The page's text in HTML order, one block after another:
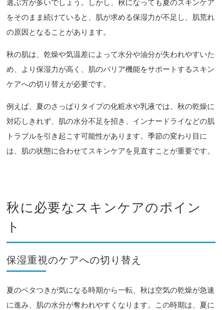
選ぶ方が多いでしょう。しかし、秋になっても夏のスキンケア
をそのまま続けていると、肌が求める保湿力が不足し、肌荒れ
の原因となることがあります。
秋の肌は、乾燥や気温差によって水分や油分が失われやすいた
め、より保湿力が高く、肌のバリア機能をサポートするスキン
ケアへの切り替えが必要です。
例えば、夏のさっぱりタイプの化粧水や乳液では、秋の乾燥に
対応しきれず、肌の水分不足を招き、インナードライなどの肌
トラブルを引き起こす可能性があります。季節の変わり目に
は、肌の状態に合わせてスキンケアを見直すことが重要です。
秋に必要なスキンケアのポイン
ト
保湿重視のケアへの切り替え
夏のベタつきが気になる時期から一転、秋は空気の乾燥が急速
に進み、肌の水分が奪われやすくなります。この時期は、夏に